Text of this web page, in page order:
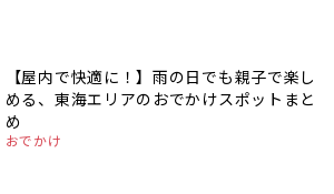
【屋内で快適に！】雨の日でも親子で楽し
める、東海エリアのおでかけスポットまと
め
おでかけ